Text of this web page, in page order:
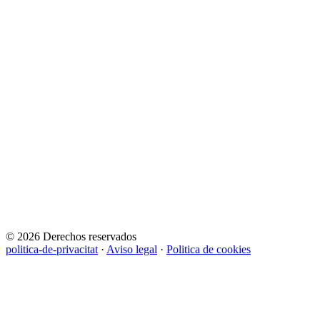
© 2026 Derechos reservados
politica-de-privacitat · Aviso legal · Politica de cookies